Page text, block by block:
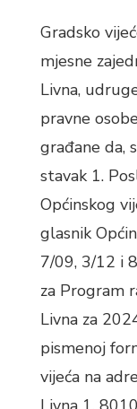
Gradsko
mjesne
Livna,
pravne
građane da,
stavak 1.
Općinskog
glasnik
7/09, 3/12 i
za Program
Livna za
pismenoj
vijeća na